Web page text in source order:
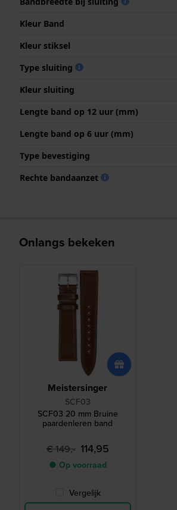
Kleur Band
Kleur stiksel
Type sluiting
Kleur sluiting
Lengte band op 12 uur (mm)
Lengte band op 6 uur (mm)
Type bevestiging
Rechte bandaanzet
Onlangs bekeken
Meistersinger
SCF03
SCF03 20 mm Bruine
paardenleren band
€ 149,- 114,95
● Op voorraad
Vergelijk